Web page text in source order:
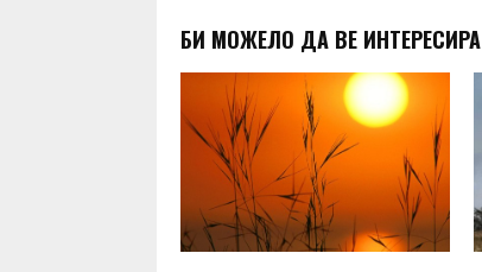
БИ МОЖЕЛО ДА ВЕ ИНТЕРЕСИРА